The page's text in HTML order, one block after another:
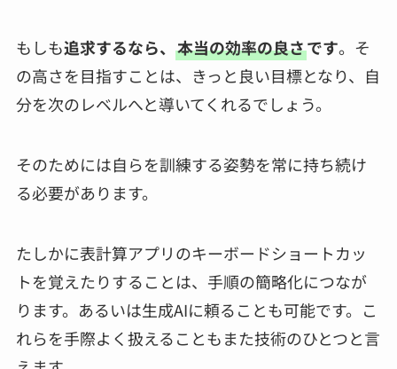
もしも追求するなら、 本当の効率の良さです。そ
の高さを目指すことは、きっと良い目標となり、自
分を次のレベルへと導いてくれるでしょう。
そのためには自らを訓練する姿勢を常に持ち続け
る必要があります。
たしかに表計算アプリのキーボードショートカッ
トを覚えたりすることは、手順の簡略化につなが
ります。あるいは生成AIに頼ることも可能です。こ
れらを手際よく扱えることもまた技術のひとつと言